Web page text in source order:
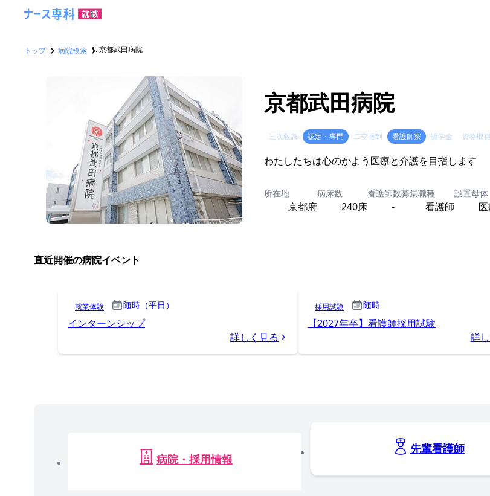
トップ 病院検索 京都武田病院
京都武田病院
三次救急 認定・専門 二交替制 看護師寮 奨学金 資格取
わたしたちは心のかよう医療と介護を目指します
所在地
京都府
病床数
240床
看護師数
-
募集職種
看護師
設置母体
直近開催の病院イベント
就業体験 随時（平日）
インターンシップ
詳しく見る
採用試験 随時
【2027年卒】看護師採用試験
詳
病院・採用情報
先輩看護師